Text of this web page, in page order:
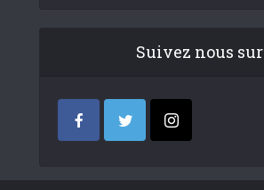
Suivez nous sur